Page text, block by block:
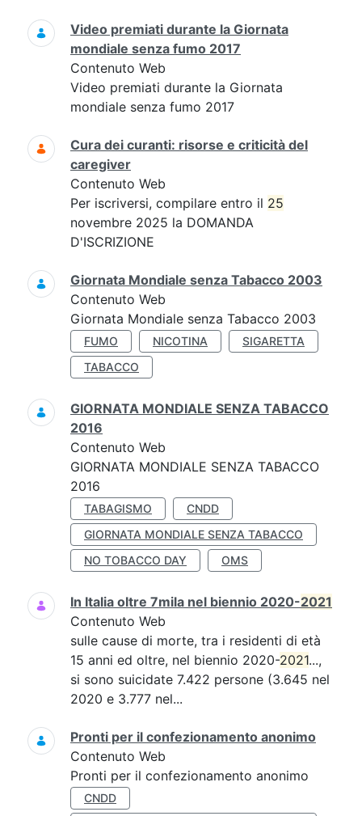
Video premiati durante la Giornata
mondiale senza fumo 2017
Contenuto Web
Video premiati durante la Giornata
mondiale senza fumo 2017
Cura dei curanti: risorse e criticità del
caregiver
Contenuto Web
Per iscriversi, compilare entro il 25
novembre 2025 la DOMANDA
D'ISCRIZIONE
Giornata Mondiale senza Tabacco 2003
Contenuto Web
Giornata Mondiale senza Tabacco 2003
FUMO NICOTINA
SIGARETTA
TABACCO
GIORNATA MONDIALE SENZA TABACCO
2016
Contenuto Web
GIORNATA MONDIALE SENZA TABACCO
2016
TABAGISMO
CNDD
GIORNATA MONDIALE SENZA TABACCO
NO TOBACCO DAY
OMS
In Italia oltre 7mila nel biennio 2020-2021
Contenuto Web
sulle cause di morte, tra i residenti di età
15 anni ed oltre, nel biennio 2020-2021...,
si sono suicidate 7.422 persone (3.645 nel
2020 e 3.777 nel...
Pronti per il confezionamento anonimo
Contenuto Web
Pronti per il confezionamento anonimo
CNDD